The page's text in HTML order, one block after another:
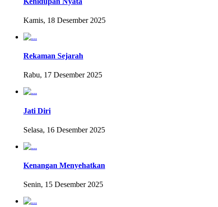
Kamis, 18 Desember 2025
Rekaman Sejarah
Rabu, 17 Desember 2025
Jati Diri
Selasa, 16 Desember 2025
Kenangan Menyehatkan
Senin, 15 Desember 2025